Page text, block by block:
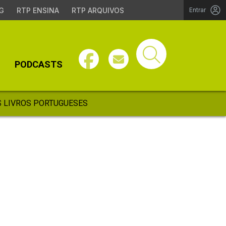
RTP ENSINA RTP ARQUIVOS Entrar
PODCASTS
LIVROS PORTUGUESES